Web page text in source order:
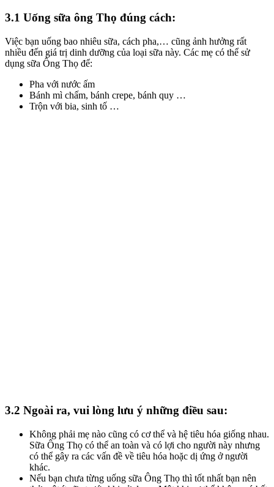
3.1 Uống sữa ông Thọ đúng cách:
Việc bạn uống bao nhiêu sữa, cách pha,… cũng ảnh hưởng rất
nhiều đến giá trị dinh dưỡng của loại sữa này. Các mẹ có thể sử
dụng sữa Ông Thọ để:
Pha với nước ấm
Bánh mì chấm, bánh crepe, bánh quy …
Trộn với bia, sinh tố …
3.2 Ngoài ra, vui lòng lưu ý những điều sau:
Không phải mẹ nào cũng có cơ thể và hệ tiêu hóa giống nhau.
Sữa Ông Thọ có thể an toàn và có lợi cho người này nhưng
có thể gây ra các vấn đề về tiêu hóa hoặc dị ứng ở người
khác.
Nếu bạn chưa từng uống sữa Ông Thọ thì tốt nhất bạn nên